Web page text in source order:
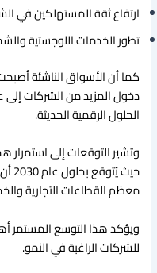
ارتفاع ثقة المستهلكين في
تطور الخدمات اللوجستية
كما أن الأسواق الناشئة
دخول المزيد من الشركات إلى
الحلول الرقمية الحديثة.
وتشير التوقعات إلى استمرار
معظم القطاعات التجارية
ويؤكد هذا التوسع المستمر
للشركات الراغبة في النمو.